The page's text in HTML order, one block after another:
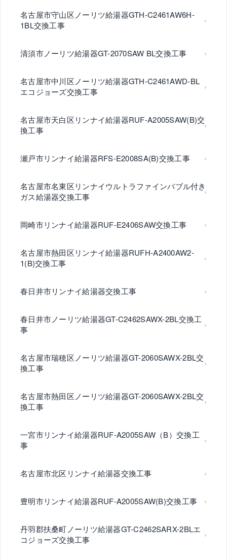
名古屋市守山区ノーリツ給湯器GTH-C2461AW6H-
1BL交換工事
清須市ノーリツ給湯器GT-2070SAW BL交換工事
名古屋市中川区ノーリツ給湯器GTH-C2461AWD-BL
エコジョーズ交換工事
名古屋市天白区リンナイ給湯器RUF-A2005SAW(B)交
換工事
瀬戸市リンナイ給湯器RFS-E2008SA(B)交換工事
名古屋市名東区リンナイウルトラファインバブル付き
ガス給湯器交換工事
岡崎市リンナイ給湯器RUF-E2406SAW交換工事
名古屋市熱田区リンナイ給湯器RUFH-A2400AW2-
1(B)交換工事
春日井市リンナイ給湯器交換工事
春日井市ノーリツ給湯器GT-C2462SAWX-2BL交換工
事
名古屋市瑞穂区ノーリツ給湯器GT-2060SAWX-2BL交
換工事
名古屋市熱田区ノーリツ給湯器GT-2060SAWX-2BL交
換工事
一宮市リンナイ給湯器RUF-A2005SAW（B）交換工
事
名古屋市北区リンナイ給湯器交換工事
豊明市リンナイ給湯器RUF-A2005SAW(B)交換工事
丹羽郡扶桑町ノーリツ給湯器GT-C2462SARX-2BLエ
コジョーズ交換工事